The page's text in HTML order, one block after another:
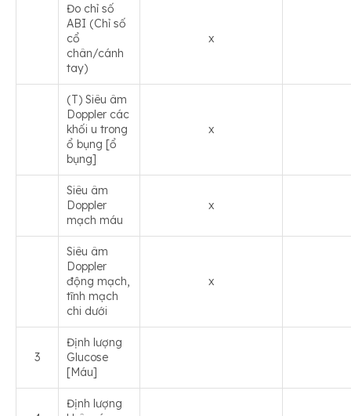
Đo chỉ số
ABI (Chỉ số
cổ
chân/cánh
tay)
x
(T) Siêu âm
Doppler các
khối u trong
ổ bụng [ổ
bụng]
x
Siêu âm
Doppler
mạch máu
x
Siêu âm
Doppler
động mạch,
tĩnh mạch
chi dưới
x
3
Định lượng
Glucose
[Máu]
Định lượng